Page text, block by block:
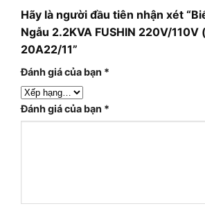
Hãy là người đầu tiên nhận xét
Ngẫu 2.2KVA FUSHIN 220V/110V
20A22/11”
Đánh giá của bạn *
Đánh giá của bạn *